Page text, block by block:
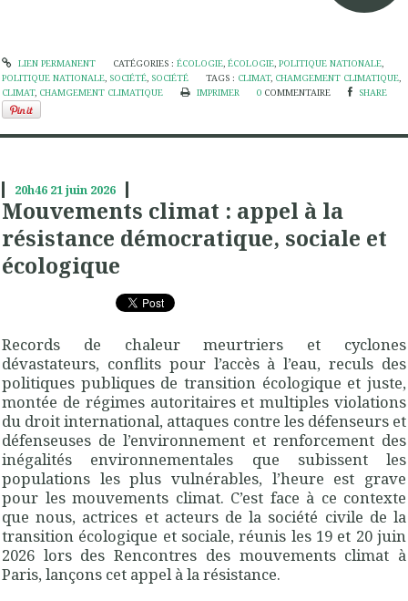
LIEN PERMANENT CATÉGORIES : ÉCOLOGIE, ÉCOLOGIE, POLITIQUE NATIONALE,
POLITIQUE NATIONALE, SOCIÉTÉ, SOCIÉTÉ TAGS : CLIMAT, CHAMGEMENT CLIMATIQUE,
CLIMAT, CHAMGEMENT CLIMATIQUE IMPRIMER 0 COMMENTAIRE SHARE
20h46 21juin 2026
Mouvements climat : appel à la
résistance démocratique, sociale et
écologique
Records de chaleur meurtriers et cyclones
dévastateurs, conflits pour l’accès à l’eau, reculs des
politiques publiques de transition écologique et juste,
montée de régimes autoritaires et multiples violations
du droit international, attaques contre les défenseurs et
défenseuses de l’environnement et renforcement des
inégalités environnementales que subissent les
populations les plus vulnérables, l’heure est grave
pour les mouvements climat. C’est face à ce contexte
que nous, actrices et acteurs de la société civile de la
transition écologique et sociale, réunis les 19 et 20 juin
2026 lors des Rencontres des mouvements climat à
Paris, lançons cet appel à la résistance.